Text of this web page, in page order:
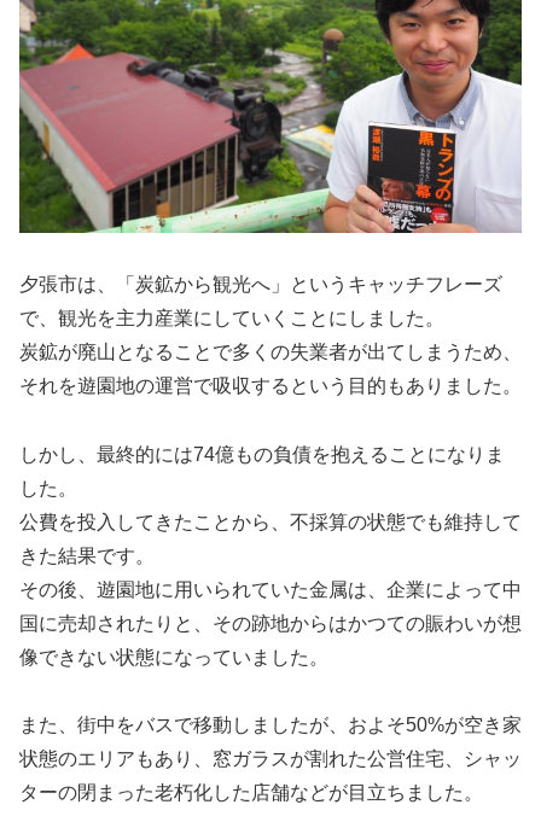
夕張市は、「炭鉱から観光へ」というキャッチフレーズ
で、観光を主力産業にしていくことにしました。
炭鉱が廃山となることで多くの失業者が出てしまうため、
それを遊園地の運営で吸収するという目的もありました。
しかし、最終的には74億もの負債を抱えることになりま
した。
公費を投入してきたことから、不採算の状態でも維持して
きた結果です。
その後、遊園地に用いられていた金属は、企業によって中
国に売却されたりと、その跡地からはかつての賑わいが想
像できない状態になっていました。
また、街中をバスで移動しましたが、およそ50%が空き家
状態のエリアもあり、窓ガラスが割れた公営住宅、シャッ
ターの閉まった老朽化した店舗などが目立ちました。